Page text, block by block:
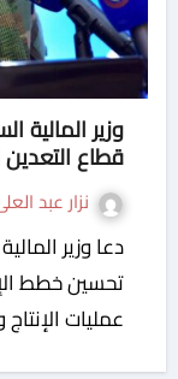
وزير المالية
قطاع
نزار عبد
دعا وزير المالية السوداني الدكتور جبريل إبراهيم إلى
تحسين خطط
عمليات